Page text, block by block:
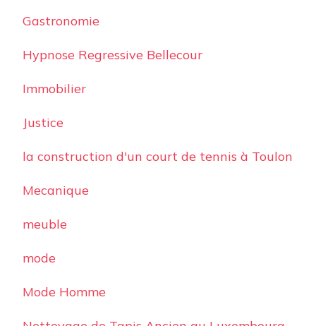
Gastronomie
Hypnose Regressive Bellecour
Immobilier
Justice
la construction d'un court de tennis à Toulon
Mecanique
meuble
mode
Mode Homme